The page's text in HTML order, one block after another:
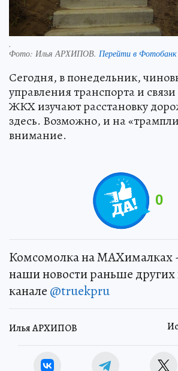
.
Фото: Илья АРХИПОВ. Перейти в
Сегодня, в понедельник,
управления транспорта и
ЖКХ изучают расстановку
здесь. Возможно, и на
внимание.
0
Комсомолка на MAXималках
наши новости раньше других
канале @truekpru
Илья АРХИПОВ